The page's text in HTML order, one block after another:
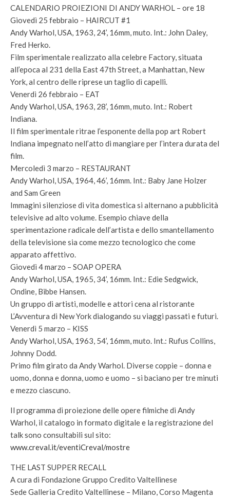
CALENDARIO PROIEZIONI DI ANDY WARHOL – ore 18
Giovedì 25 febbraio – HAIRCUT #1
Andy Warhol, USA, 1963, 24’, 16mm, muto. Int.: John Daley,
Fred Herko.
Film sperimentale realizzato alla celebre Factory, situata
all’epoca al 231 della East 47th Street, a Manhattan, New
York, al centro delle riprese un taglio di capelli.
Venerdì 26 febbraio – EAT
Andy Warhol, USA, 1963, 28’, 16mm, muto. Int.: Robert
Indiana.
Il film sperimentale ritrae l’esponente della pop art Robert
Indiana impegnato nell’atto di mangiare per l’intera durata del
film.
Mercoledì 3 marzo – RESTAURANT
Andy Warhol, USA, 1964, 46’, 16mm. Int.: Baby Jane Holzer
and Sam Green
Immagini silenziose di vita domestica si alternano a pubblicità
televisive ad alto volume. Esempio chiave della
sperimentazione radicale dell’artista e dello smantellamento
della televisione sia come mezzo tecnologico che come
apparato affettivo.
Giovedì 4 marzo – SOAP OPERA
Andy Warhol, USA, 1965, 34’, 16mm. Int.: Edie Sedgwick,
Ondine, Bibbe Hansen.
Un gruppo di artisti, modelle e attori cena al ristorante
L’Avventura di New York dialogando su viaggi passati e futuri.
Venerdì 5 marzo – KISS
Andy Warhol, USA, 1963, 54’, 16mm, muto. Int.: Rufus Collins,
Johnny Dodd.
Primo film girato da Andy Warhol. Diverse coppie – donna e
uomo, donna e donna, uomo e uomo – si baciano per tre minuti
e mezzo ciascuno.
Il programma di proiezione delle opere filmiche di Andy
Warhol, il catalogo in formato digitale e la registrazione del
talk sono consultabili sul sito:
www.creval.it/eventiCreval/mostre
THE LAST SUPPER RECALL
A cura di Fondazione Gruppo Credito Valtellinese
Sede Galleria Credito Valtellinese – Milano, Corso Magenta